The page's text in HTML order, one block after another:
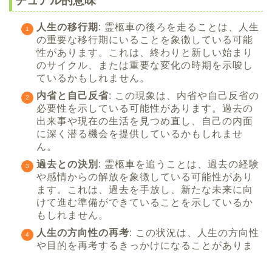
人生の移行期 : 霊柩車の後ろを走ることは、人生
の重要な移行期にいることを象徴している可能
性があります。これは、終わりと新しい始まり
のサイクル、または重要な変化の時期を示唆し
ているかもしれません。
内省と自己反省: この現象は、内省や自己反省の
必要性を示している可能性があります。過去の
出来事や現在の生活を見つめ直し、自己の内面
に深く潜る機会を提供しているかもしれませ
ん。
過去との決別 : 霊柩車を追うことは、過去の経験
や感情からの解放を象徴している可能性があり
ます。これは、過去を手放し、新たな未来に向
けて進む準備ができていることを示しているか
もしれません。
人生の方向性の再考: この状況は、人生の方向性
や目的を再考するきっかけになることがありま